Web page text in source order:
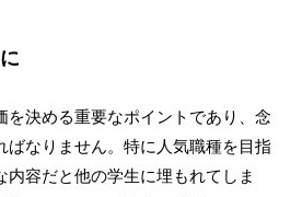
を決める重要なポイントであり、念
ばなりません。特に人気職種を目指
容だと他の学生に埋もれてしま